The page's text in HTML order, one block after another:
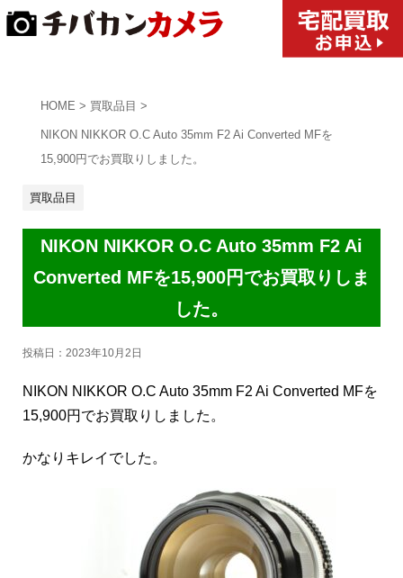
HOME > 買取品目 >
NIKON NIKKOR O.C Auto 35mm F2 Ai Converted MFを
15,900円でお買取りしました。
買取品目
NIKON NIKKOR O.C Auto 35mm F2 Ai
Converted MFを15,900円でお買取りしま
した。
投稿日： 2023年10月2日
NIKON NIKKOR O.C Auto 35mm F2 Ai Converted MFを
15,900円でお買取りしました。
かなりキレイでした。